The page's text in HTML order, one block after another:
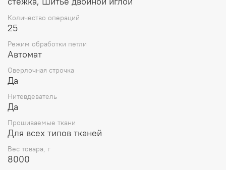
Количество операций
25
Режим обработки петли
Автомат
Оверлочная строчка
Да
Нитевдеватель
Да
Прошиваемые ткани
Для всех типов тканей
Вес товара, г
8000